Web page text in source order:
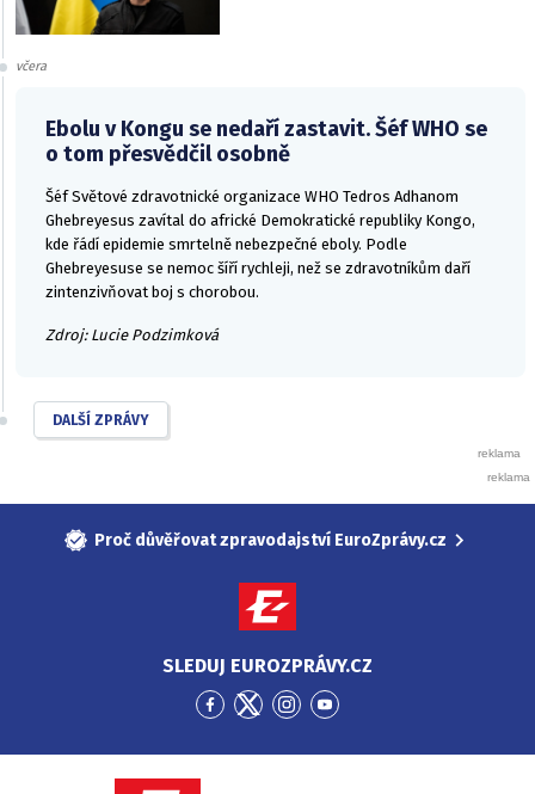
včera
Ebolu v Kongu se nedaří zastavit. Šéf WHO se
o tom přesvědčil osobně
Šéf Světové zdravotnické organizace WHO Tedros Adhanom
Ghebreyesus zavítal do africké Demokratické republiky Kongo,
kde řádí epidemie smrtelně nebezpečné eboly. Podle
Ghebreyesuse se nemoc šíří rychleji, než se zdravotníkům daří
zintenzivňovat boj s chorobou.
Zdroj: Lucie Podzimková
DALŠÍ ZPRÁVY
Proč důvěřovat zpravodajství EuroZprávy.cz
SLEDUJ EUROZPRÁVY.CZ
Přejít
Facebook
Přejít
Twitter
Přejít
Instagram
Přejít
YouTube